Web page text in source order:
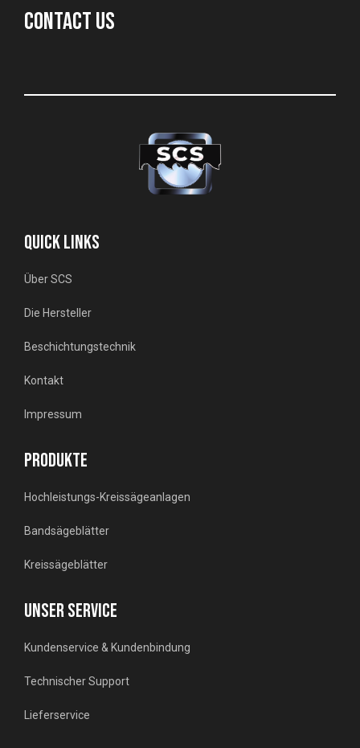
CONTACT US
QUICK LINKS
Über SCS
Die Hersteller
Beschichtungstechnik
Kontakt
Impressum
PRODUKTE
Hochleistungs-Kreissägeanlagen
Bandsägeblätter
Kreissägeblätter
UNSER SERVICE
Kundenservice & Kundenbindung
Technischer Support
Lieferservice